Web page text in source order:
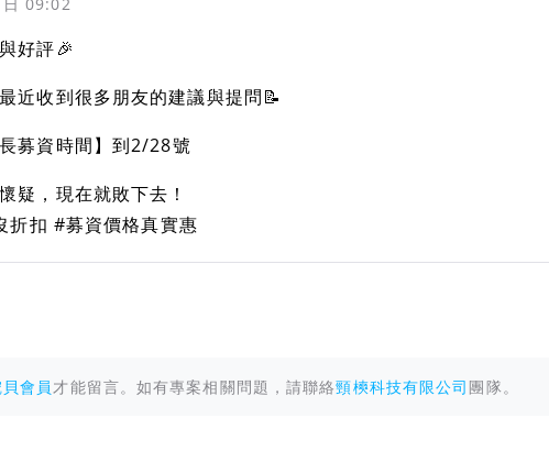
好評🎉
近收到很多朋友的建議與提問📝
募資時間】到2/28號
疑，現在就敗下去！
折扣 #募資價格真實惠
會員 才能留言。如有專案相關問題，請聯絡頸樉科技有限公司 團隊。